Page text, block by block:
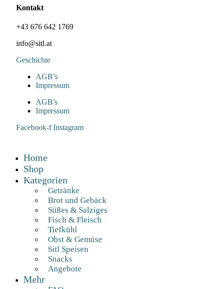
Kontakt
+43 676 642 1769
info@sitl.at
Geschichte
AGB’s
Impressum
AGB’s
Impressum
Facebook-f Instagram
Home
Shop
Kategorien
Getränke
Brot und Gebäck
Süßes & Salziges
Fisch & Fleisch
Tiefkühl
Obst & Gemüse
Sitl Speisen
Snacks
Angebote
Mehr